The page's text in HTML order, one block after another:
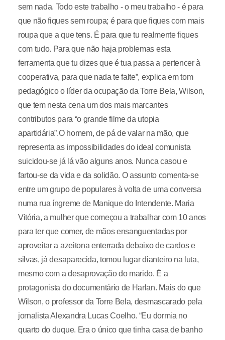
sem nada. Todo este trabalho - o meu trabalho - é para
que não fiques sem roupa; é para que fiques com mais
roupa que a que tens. É para que tu realmente fiques
com tudo. Para que não haja problemas esta
ferramenta que tu dizes que é tua passa a pertencer à
cooperativa, para que nada te falte”, explica em tom
pedagógico o líder da ocupação da Torre Bela, Wilson,
que tem nesta cena um dos mais marcantes
contributos para “o grande filme da utopia
apartidária”.O homem, de pá de valar na mão, que
representa as impossibilidades do ideal comunista
suicidou-se já lá vão alguns anos. Nunca casou e
fartou-se da vida e da solidão. O assunto comenta-se
entre um grupo de populares à volta de uma conversa
numa rua íngreme de Manique do Intendente. Maria
Vitória, a mulher que começou a trabalhar com 10 anos
para ter que comer, de mãos ensanguentadas por
aproveitar a azeitona enterrada debaixo de cardos e
silvas, já desaparecida, tomou lugar dianteiro na luta,
mesmo com a desaprovação do marido. É a
protagonista do documentário de Harlan. Mais do que
Wilson, o professor da Torre Bela, desmascarado pela
jornalista Alexandra Lucas Coelho. “Eu dormia no
quarto do duque. Era o único que tinha casa de banho